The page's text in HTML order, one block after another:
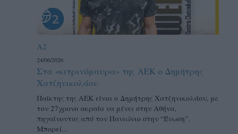
A2
24/06/2026
Στα «κιτρινόμαυρα» της ΑΕΚ ο Δημήτρης
Χατζηνικολάου
Παίκτης της ΑΕΚ είναι ο Δημήτρης Χατζηνικολάου, με
τον 27χρονο ακραίο να μένει στην Αθήνα,
πηγαίνοντας από τον Πανιώνιο στην “Ένωση”.
Μπορεί...